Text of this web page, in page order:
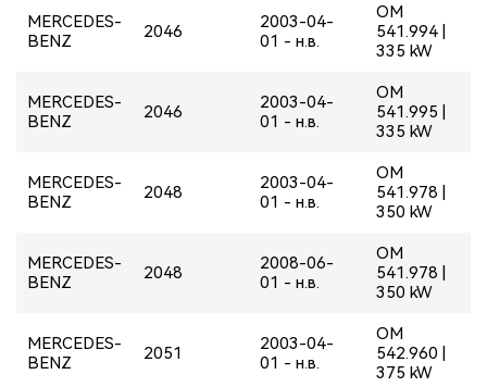
MERCEDES-
BENZ
2046
2003-04-
01 - н.в.
OM
541.994 |
335 kW
MERCEDES-
BENZ
2046
2003-04-
01 - н.в.
OM
541.995 |
335 kW
MERCEDES-
BENZ
2048
2003-04-
01 - н.в.
OM
541.978 |
350 kW
MERCEDES-
BENZ
2048
2008-06-
01 - н.в.
OM
541.978 |
350 kW
MERCEDES-
BENZ
2051
2003-04-
01 - н.в.
OM
542.960 |
375 kW